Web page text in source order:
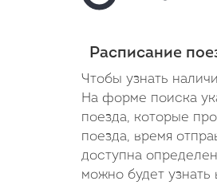
Отправление:
В пути:
Расписание
Чтобы узнать
На форме поиска
поезда, которые
поезда, время
доступна
можно будет